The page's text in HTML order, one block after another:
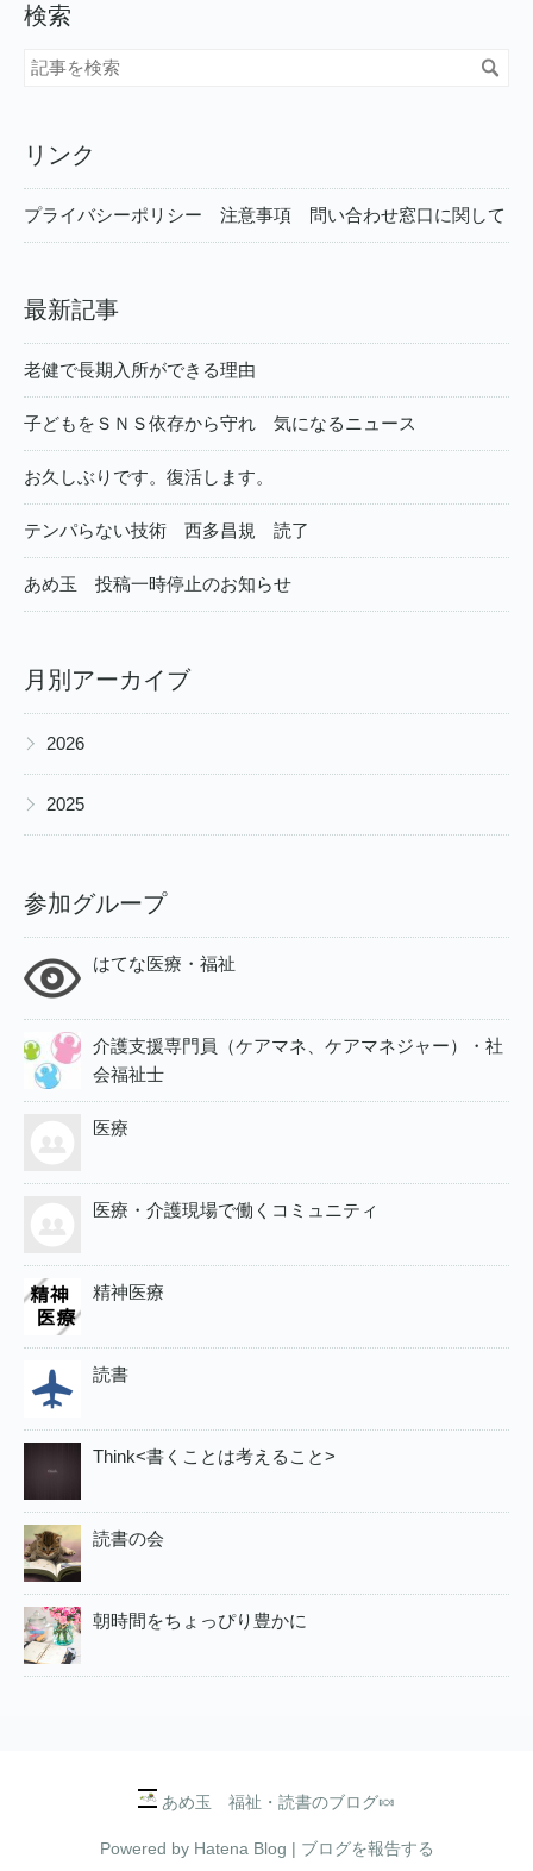
検索
リンク
プライバシーポリシー 注意事項 問い合わせ窓口に関して
最新記事
老健で長期入所ができる理由
子どもをＳＮＳ依存から守れ 気になるニュース
お久しぶりです。復活します。
テンパらない技術 西多昌規 読了
あめ玉 投稿一時停止のお知らせ
月別アーカイブ
▶ 2026
▶ 2025
参加グループ
はてな医療・福祉
介護支援専門員（ケアマネ、ケアマネジャー）・社
会福祉士
医療
医療・介護現場で働くコミュニティ
精神医療
読書
Think<書くことは考えること>
読書の会
朝時間をちょっぴり豊かに
あめ玉 福祉・読書のブログ🍬
Powered by Hatena Blog | ブログを報告する